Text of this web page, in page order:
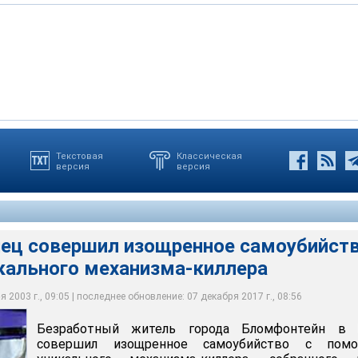
Текстовая
версия
Классическая
версия
совершил изощренное
механизма-киллера
2003 г., 09:05 | последнее обновление: 07 декабря 2017 г., 08:56
города Бломфонтейн в ЮАР совершил изощренное
уникального механизма-киллера, собранного дома
цели
некто Питер Постхумус, 35 лет, комбинировала самые, на
способы покончить с собой: дисковую электропилу и
штативе револьвер
привязал к специальному верстаку так, что пистолет
в правый висок, а пила должна была отрезать голову
Безработный житель города Бломфонтейн
совершил изощренное самоубийство с